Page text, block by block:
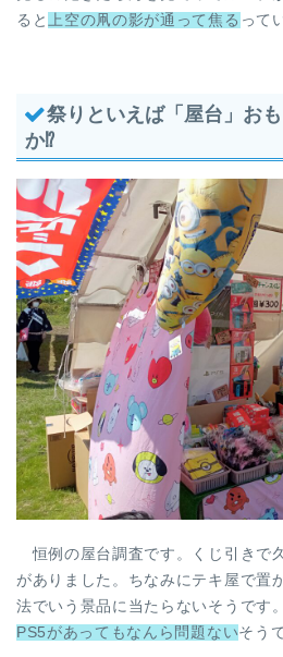
ると上空の凧の影が通って焦る って
祭りといえば「屋台」お
か⁉
恒例の屋台調査です。くじ引きで
がありました。ちなみにテキ屋で置
法でいう景品に当たらないそうです
PS5があってもなんら問題ないそう